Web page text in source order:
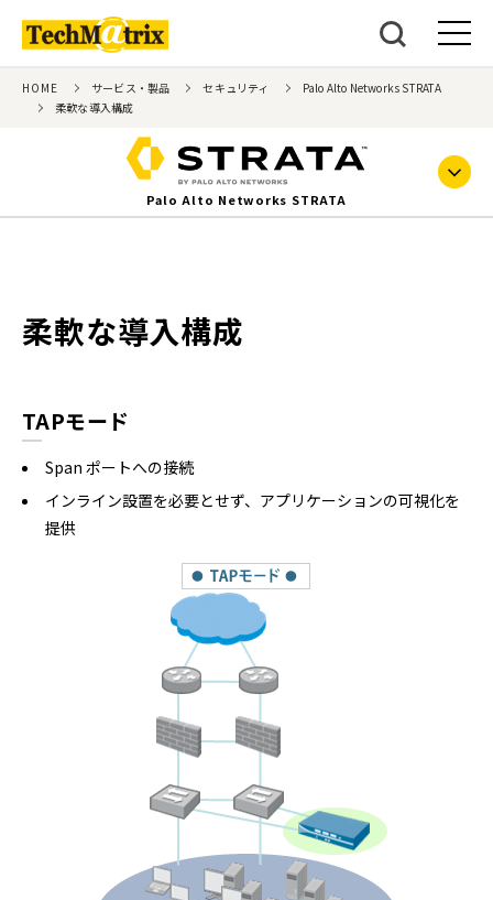
HOME サービス・製品 セキュリティ
Palo Alto Networks STRATA
柔軟な導入構成
Palo Alto Networks STRATA
柔軟な導入構成
TAPモード
Span ポートへの接続
インライン設置を必要とせず、アプリケーションの可視化を
提供